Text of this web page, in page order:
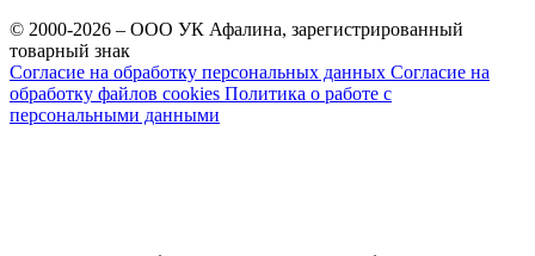
© 2000-2026 – ООО УК Афалина, зарегистрированный
товарный знак
Согласие на обработку персональных данных Согласие на
обработку файлов cookies Политика о работе с
персональными данными